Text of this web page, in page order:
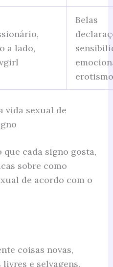
a lado,
Belas
erotismo
vida sexual de
que cada signo gosta,
sobre como
de acordo com o
coisas novas,
e selvagens.